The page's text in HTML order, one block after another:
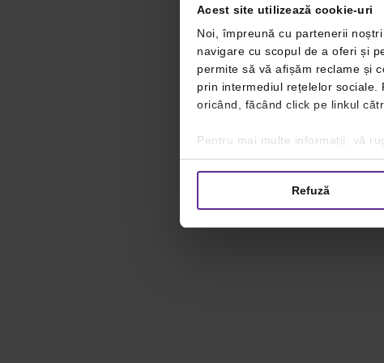
Acest site utilizează cookie-uri
Noi, împreună cu partenerii
navigare cu scopul de a oferi și
permite să vă afișăm reclame și
prin intermediul rețelelor sociale.
oricând, făcând click pe linkul
Pentru mai multe informații, vă
Refuză